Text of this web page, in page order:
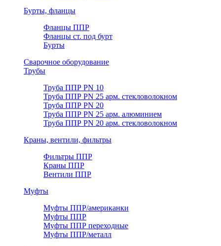
Бурты, фланцы
Фланцы ППР
Фланцы ст. под бурт
Бурты
Сварочное оборудование
Трубы
Труба ППР PN 10
Труба ППР PN 25 арм. стекловолокном
Труба ППР PN 20
Труба ППР PN 25 арм. алюминием
Труба ППР PN 20 арм. стекловолокном
Краны, вентили, фильтры
Фильтры ППР
Краны ППР
Вентили ППР
Муфты
Муфты ППР/американки
Муфты ППР
Муфты ППР переходные
Муфты ППР/металл